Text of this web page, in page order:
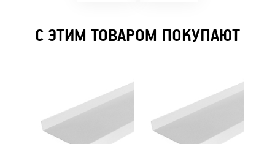
С ЭТИМ ТОВАРОМ ПОКУПАЮТ